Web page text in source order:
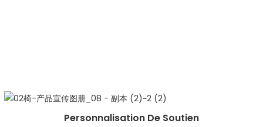
Personnalisation De Soutien